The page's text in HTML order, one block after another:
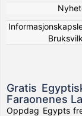
Gratis
Faraonenes
Oppdag Egypts